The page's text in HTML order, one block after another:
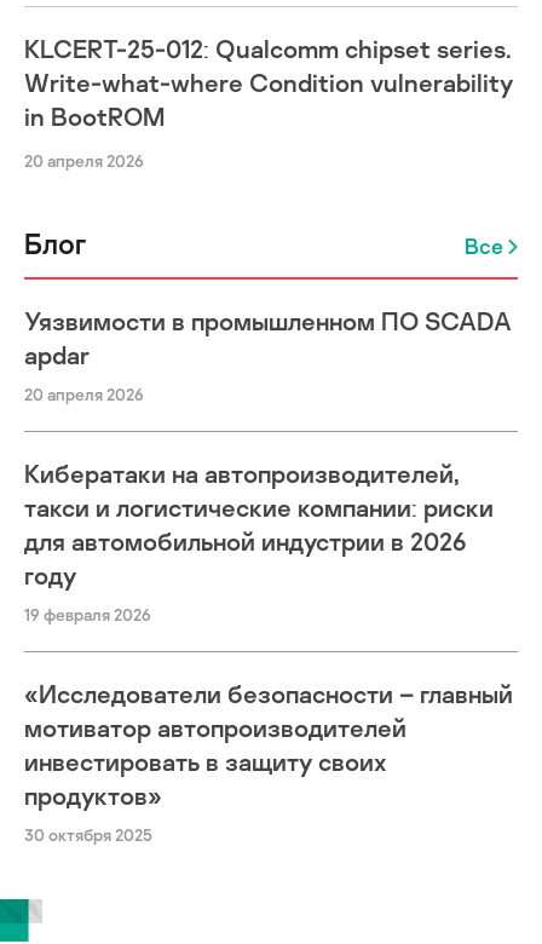
KLCERT-25-012: Qualcomm chipset series.
Write-what-where Condition vulnerability
in BootROM
20 апреля 2026
Блог Все
Уязвимости в промышленном ПО SCADA
apdar
20 апреля 2026
Кибератаки на автопроизводителей,
такси и логистические компании: риски
для автомобильной индустрии в 2026
году
19 февраля 2026
«Исследователи безопасности – главный
мотиватор автопроизводителей
инвестировать в защиту своих
продуктов»
30 октября 2025